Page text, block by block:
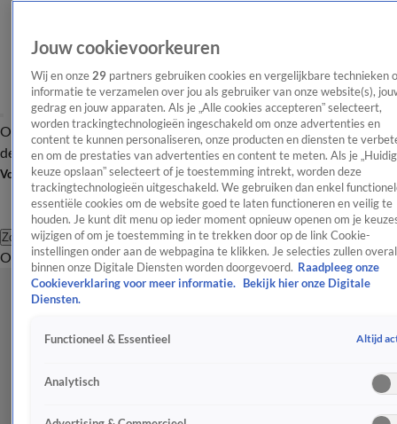
OverzichtAfleveringen Entertainment TV Algemeen
Tip
de redactieNieuwsbrief
Volg Shownieuws
Zoeken
OverzichtEntertainmentSpraakmakendRealityCrimeVideo's
Jouw cookievoorkeuren
Wij en onze 29 partners gebruiken cookies en vergelijkbare technieken
informatie te verzamelen over jou als gebruiker van onze website(s),
gedrag en jouw apparaten. Als je „Alle cookies accepteren” selecteert,
worden trackingtechnologieën ingeschakeld om onze advertenties en
content te kunnen personaliseren, onze producten en diensten te
en om de prestaties van advertenties en content te meten. Als je
keuze opslaan” selecteert of je toestemming intrekt, worden deze
trackingtechnologieën uitgeschakeld. We gebruiken dan enkel
essentiële cookies om de website goed te laten functioneren en veilig te
houden. Je kunt dit menu op ieder moment opnieuw openen om je
wijzigen of om je toestemming in te trekken door op de link Cookie-
instellingen onder aan de webpagina te klikken. Je selecties zullen overal
binnen onze Digitale Diensten worden doorgevoerd. Raadpleeg onze
Cookieverklaring voor meer informatie.
Bekijk hier onze Digitale
Diensten.
Functioneel & Essentieel Altijd
Analytisch